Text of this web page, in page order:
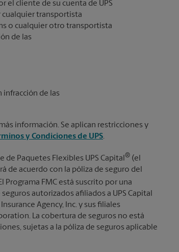
el cliente de su cuenta de UPS
transportista
o cualquier otro transportista
de las
infracción de las
información. Se aplican restricciones y
y Condiciones de UPS.
Paquetes Flexibles UPS Capital ® (el
de acuerdo con la póliza de seguro del
Programa FMC está suscrito por una
autorizados afiliados a UPS Capital
Agency, Inc. y sus filiales
La cobertura de seguros no está
sujetas a la póliza de seguros aplicable